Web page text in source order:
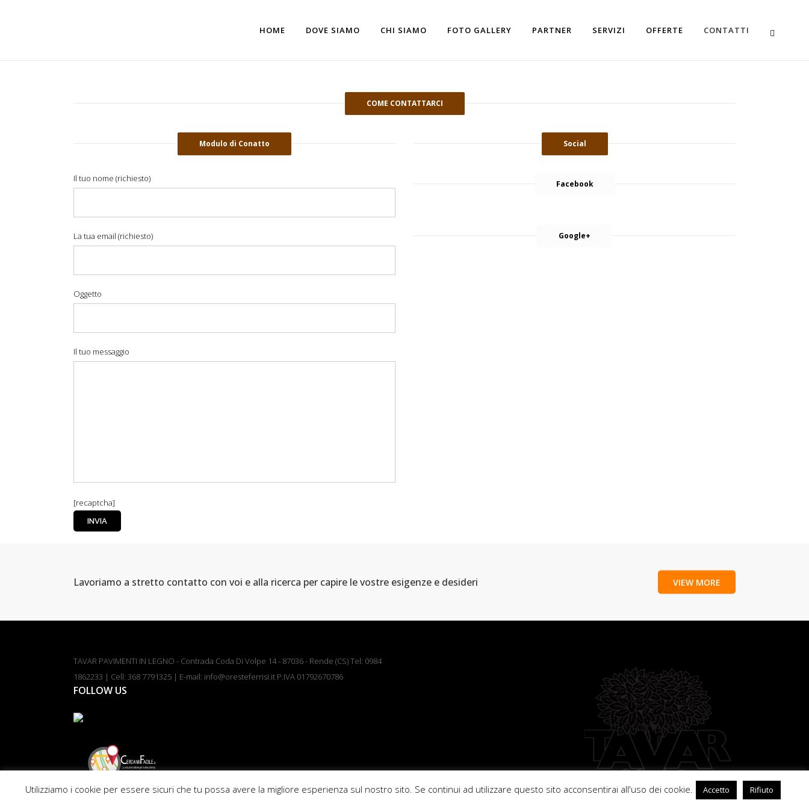
HOME DOVE SIAMO CHI SIAMO FOTO GALLERY PARTNER SERVIZI OFFERTE CONTATTI
COME CONTATTARCI
Modulo di Conatto
Il tuo nome (richiesto)
La tua email (richiesto)
Oggetto
Il tuo messaggio
[recaptcha]
Social
Facebook
Google+
Lavoriamo a stretto contatto con voi e alla ricerca per capire le vostre esigenze e desideri VIEW MORE
TAVAR PAVIMENTI IN LEGNO - Contrada Coda Di Volpe 14 - 87036 - Rende (CS) Tel: 0984
1862233 | Cell: 368 7791325 | E-mail: info@oresteferrisi.it P.IVA 01792670786
FOLLOW US
Utilizziamo i cookie per essere sicuri che tu possa avere la migliore esperienza sul nostro sito. Se continui ad utilizzare questo sito acconsentirai all'uso dei cookie. Accetto Rifiuto